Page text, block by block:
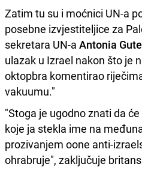
Zatim tu su i moćnici UN-a
posebne izvjestiteljice za
sekretara UN-a Antonia
ulazak u Izrael nakon što je
oktopbra komentirao
vakuumu."
"Stoga je ugodno znati da
koje ja stekla ime na
prozivanjem oone anti-
ohrabruje", zaključuje